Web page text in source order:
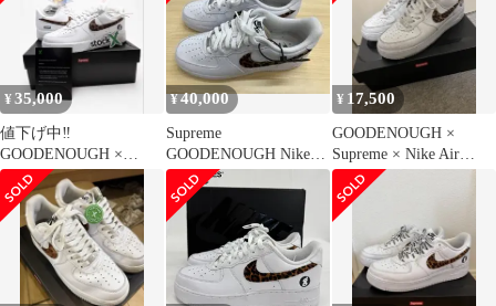
¥35,000
値下げ中‼️
GOODENOUGH ×
Supreme×Nike Air Force
¥40,000
Supreme
GOODENOUGH Nike
AF1 レオパード
¥ 17,500
GOODENOUGH ×
Supreme × Nike Air
Force 1